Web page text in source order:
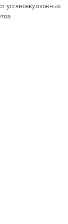
установку оконных